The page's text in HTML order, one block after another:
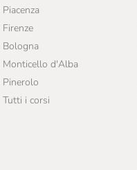
Piacenza
Firenze
Bologna
Monticello d'Alba
Pinerolo
Tutti i corsi